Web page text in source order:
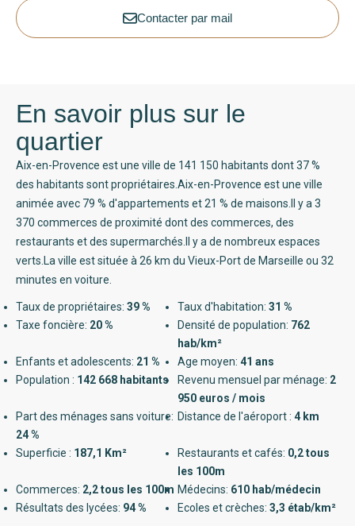
Contacter par mail
En savoir plus sur le
quartier
Aix-en-Provence est une ville de 141 150 habitants dont 37 %
des habitants sont propriétaires.Aix-en-Provence est une ville
animée avec 79 % d'appartements et 21 % de maisons.Il y a 3
370 commerces de proximité dont des commerces, des
restaurants et des supermarchés.Il y a de nombreux espaces
verts.La ville est située à 26 km du Vieux-Port de Marseille ou 32
minutes en voiture.
Taux de propriétaires: 39 % Taux d'habitation: 31 %
Taxe foncière: 20 % Densité de population: 762
hab/km²
Enfants et adolescents: 21 % Age moyen: 41 ans
Population : 142 668 habitants Revenu mensuel par ménage: 2
950 euros / mois
Part des ménages sans voiture:
24 %
Distance de l'aéroport : 4 km
Superficie : 187,1 Km² Restaurants et cafés: 0,2 tous
les 100m
Commerces: 2,2 tous les 100m Médecins: 610 hab/médecin
Résultats des lycées: 94 % Ecoles et crèches: 3,3 étab/km²